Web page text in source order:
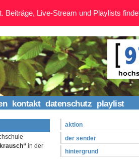
kontakt datenschutz playlist
in der
aktion
der sender
hintergrund
Beiträge, Live-Stream und Playlists